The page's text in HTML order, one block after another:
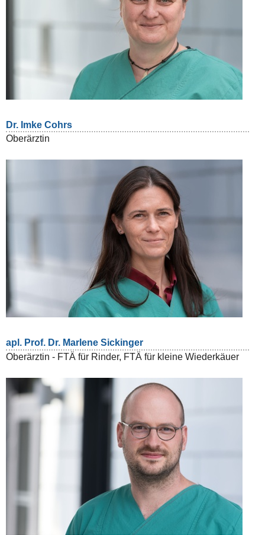
Dr. Imke Cohrs
Oberärztin
apl. Prof. Dr. Marlene Sickinger
Oberärztin - FTÄ für Rinder, FTÄ für kleine Wiederkäuer